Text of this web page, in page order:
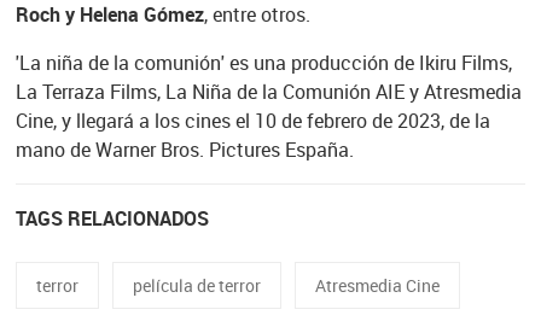
Roch y Helena Gómez, entre otros.
'La niña de la comunión' es una producción de Ikiru Films,
La Terraza Films, La Niña de la Comunión AIE y Atresmedia
Cine, y llegará a los cines el 10 de febrero de 2023, de la
mano de Warner Bros. Pictures España.
TAGS RELACIONADOS
terror película de terror Atresmedia Cine